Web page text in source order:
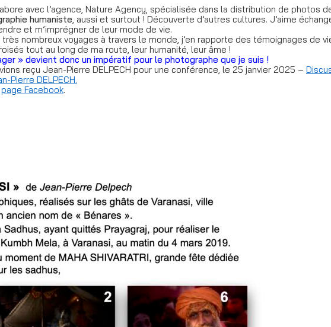
avec l’agence, Nature Agency, spécialisée dans la distribution de photos
humaniste , aussi et surtout ! Découverte d’autres cultures. J’aime
et m’imprégner de leur mode de vie.
nombreux voyages à travers le monde, j’en rapporte des témoignages de
tout au long de ma route, leur humanité, leur âme !
» devient donc un impératif pour le photographe que je suis !
reçu Jean-Pierre DELPECH pour une conférence, le 25 janvier 2025 –
Pierre DELPECH.
page Facebook.